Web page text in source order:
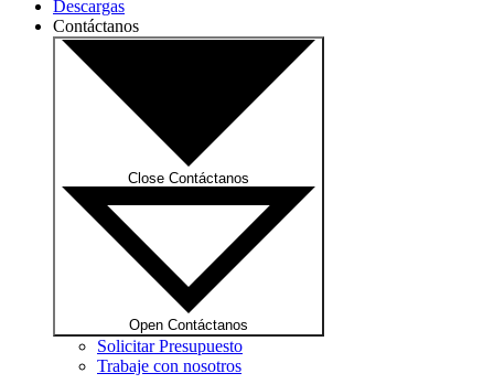
Descargas
Contáctanos
Close Contáctanos
Open Contáctanos
Solicitar Presupuesto
Trabaje con nosotros